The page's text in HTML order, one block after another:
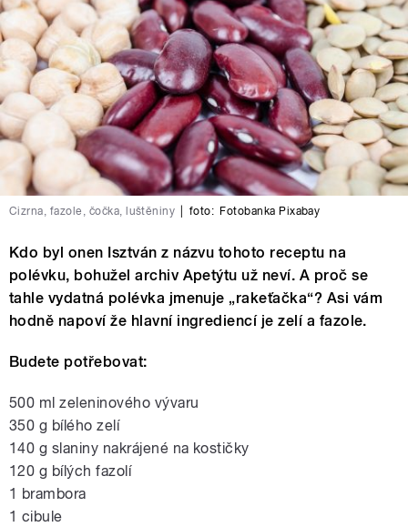
Cizrna, fazole, čočka, luštěniny foto: Fotobanka Pixabay
Kdo byl onen Isztván z názvu tohoto receptu na
polévku, bohužel archiv Apetýtu už neví. A proč se
tahle vydatná polévka jmenuje „rakeťačka“? Asi vám
hodně napoví že hlavní ingrediencí je zelí a fazole.
Budete potřebovat:
500 ml zeleninového vývaru
350 g bílého zelí
140 g slaniny nakrájené na kostičky
120 g bílých fazolí
1 brambora
1 cibule